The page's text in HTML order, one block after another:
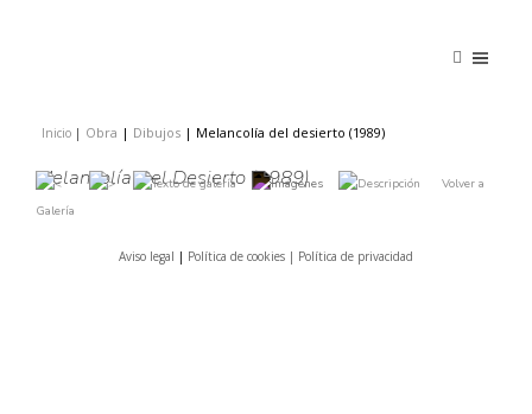
Inicio | Obra | Dibujos | Melancolía del desierto (1989)
Melancolía Del Desierto (1989)
Volver a
Galería
Aviso legal | Política de cookies | Política de privacidad